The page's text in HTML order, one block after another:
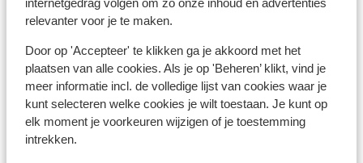
internetgedrag volgen om zo onze inhoud en advertenties
relevanter voor je te maken.
Door op 'Accepteer' te klikken ga je akkoord met het
plaatsen van alle cookies. Als je op 'Beheren’ klikt, vind je
meer informatie incl. de volledige lijst van cookies waar je
kunt selecteren welke cookies je wilt toestaan. Je kunt op
elk moment je voorkeuren wijzigen of je toestemming
intrekken.
Hotel Falkensteiner Schladming
Hotel Kielhuberhof
Hotel Maistatt